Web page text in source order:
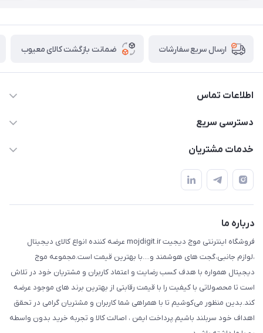
ارسال سریع سفارشات ضمانت بازگشت کالای معیوب
اطلاعات تماس
واتساپ و تماس 09910568493
دسترسی سریع
حساب کاربری
درباره ما
تماس با ما
خدمات مشتریان
قوانین و مقررات
حریم خصوصی
درباره ما
فروشگاه اینترنتی موج دیجیت mojdigit.ir عرضه کننده انواع کالای دیجیتال
،لوازم جانبی،گجت های هوشمند و....با بهترین قیمت است.مجموعه موج
دیجیتال همواره با هدف کسب رضایت و اعتماد کاربران و مشتریان خود در تلاش
است تا محصولاتی با کیفیت را با قیمت رقابتی از بهترین برند های موجود عرضه
کند.بدین منظور می‌کوشیم تا با همراهی شما کاربران و مشتریان گرامی در تحقق
اهداف خود سربلند باشیم.پرداخت ایمن ، اصالت کالا و تجربه خرید بدون واسطه